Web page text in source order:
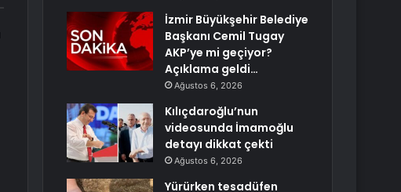
İzmir Büyükşehir Belediye
Başkanı Cemil Tugay
AKP’ye mi geçiyor?
Açıklama geldi…
Ağustos 6, 2026
Kılıçdaroğlu’nun
videosunda İmamoğlu
detayı dikkat çekti
Ağustos 6, 2026
Yürürken tesadüfen